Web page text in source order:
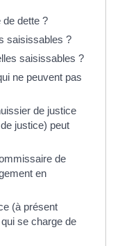
dette ?
saisissables ?
saisissables ?
ne peuvent pas
de justice
justice) peut
de
en
(à présent
se charge de